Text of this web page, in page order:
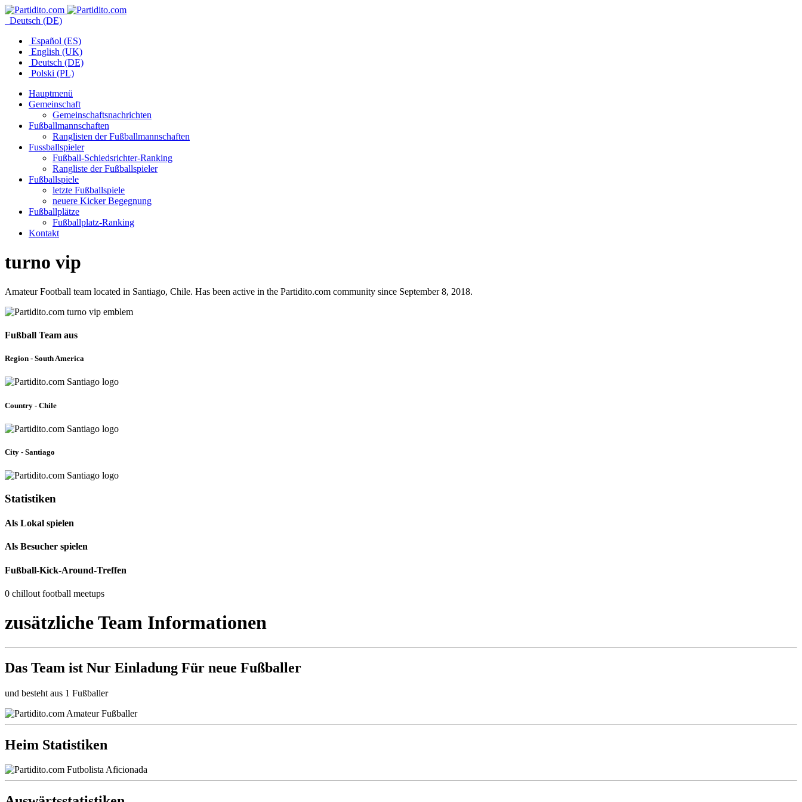
Deutsch (DE)
Español (ES)
English (UK)
Deutsch (DE)
Polski (PL)
Hauptmenü
Gemeinschaft
Gemeinschaftsnachrichten
Fußballmannschaften
Ranglisten der Fußballmannschaften
Fussballspieler
Fußball-Schiedsrichter-Ranking
Rangliste der Fußballspieler
Fußballspiele
letzte Fußballspiele
neuere Kicker Begegnung
Fußballplätze
Fußballplatz-Ranking
Kontakt
turno vip
Amateur Football team located in Santiago, Chile. Has been active in the Partidito.com community since September 8, 2018.
Fußball Team aus
Region - South America
Country - Chile
City - Santiago
Statistiken
Als Lokal spielen
Als Besucher spielen
Fußball-Kick-Around-Treffen
0 chillout football meetups
zusätzliche Team Informationen
Das Team ist Nur Einladung Für neue Fußballer
und besteht aus 1 Fußballer
Heim Statistiken